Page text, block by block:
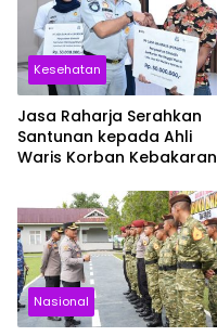
Kesehatan
Jasa Raharja Serahkan
Santunan kepada Ahli
Waris Korban Kebakaran
Nasional